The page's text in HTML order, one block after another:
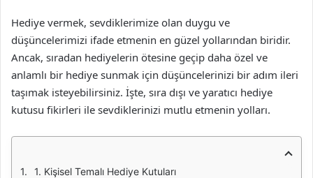
Hediye vermek, sevdiklerimize olan duygu ve
düşüncelerimizi ifade etmenin en güzel yollarından biridir.
Ancak, sıradan hediyelerin ötesine geçip daha özel ve
anlamlı bir hediye sunmak için düşüncelerinizi bir adım ileri
taşımak isteyebilirsiniz. İşte, sıra dışı ve yaratıcı hediye
kutusu fikirleri ile sevdiklerinizi mutlu etmenin yolları.
1. Kişisel Temalı Hediye Kutuları